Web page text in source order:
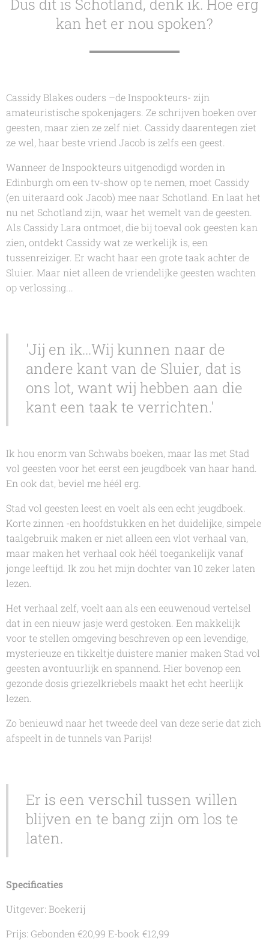
Dus dit is Schotland, denk ik. Hoe erg
kan het er nou spoken?
Cassidy Blakes ouders –de Inspookteurs- zijn
amateuristische spokenjagers. Ze schrijven boeken over
geesten, maar zien ze zelf niet. Cassidy daarentegen ziet
ze wel, haar beste vriend Jacob is zelfs een geest.
Wanneer de Inspookteurs uitgenodigd worden in
Edinburgh om een tv-show op te nemen, moet Cassidy
(en uiteraard ook Jacob) mee naar Schotland. En laat het
nu net Schotland zijn, waar het wemelt van de geesten.
Als Cassidy Lara ontmoet, die bij toeval ook geesten kan
zien, ontdekt Cassidy wat ze werkelijk is, een
tussenreiziger. Er wacht haar een grote taak achter de
Sluier. Maar niet alleen de vriendelijke geesten wachten
op verlossing...
'Jij en ik...Wij kunnen naar de
andere kant van de Sluier, dat is
ons lot, want wij hebben aan die
kant een taak te verrichten.'
Ik hou enorm van Schwabs boeken, maar las met Stad
vol geesten voor het eerst een jeugdboek van haar hand.
En ook dat, beviel me héél erg.
Stad vol geesten leest en voelt als een echt jeugdboek.
Korte zinnen -en hoofdstukken en het duidelijke, simpele
taalgebruik maken er niet alleen een vlot verhaal van,
maar maken het verhaal ook héél toegankelijk vanaf
jonge leeftijd. Ik zou het mijn dochter van 10 zeker laten
lezen.
Het verhaal zelf, voelt aan als een eeuwenoud vertelsel
dat in een nieuw jasje werd gestoken. Een makkelijk
voor te stellen omgeving beschreven op een levendige,
mysterieuze en tikkeltje duistere manier maken Stad vol
geesten avontuurlijk en spannend. Hier bovenop een
gezonde dosis griezelkriebels maakt het echt heerlijk
lezen.
Zo benieuwd naar het tweede deel van deze serie dat zich
afspeelt in de tunnels van Parijs!
Er is een verschil tussen willen
blijven en te bang zijn om los te
laten.
Specificaties
Uitgever: Boekerij
Prijs: Gebonden €20,99 E-book €12,99